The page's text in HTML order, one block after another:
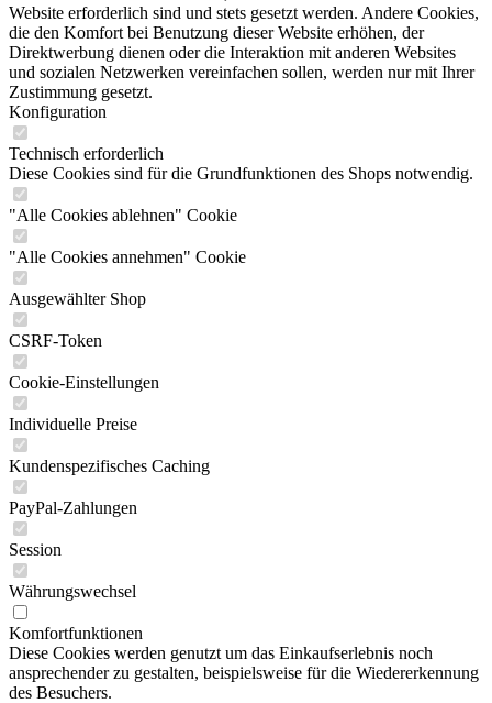
Website erforderlich sind und stets gesetzt werden. Andere Cookies,
die den Komfort bei Benutzung dieser Website erhöhen, der
Direktwerbung dienen oder die Interaktion mit anderen Websites
und sozialen Netzwerken vereinfachen sollen, werden nur mit Ihrer
Zustimmung gesetzt.
Konfiguration
Technisch erforderlich
Diese Cookies sind für die Grundfunktionen des Shops notwendig.
"Alle Cookies ablehnen" Cookie
"Alle Cookies annehmen" Cookie
Ausgewählter Shop
CSRF-Token
Cookie-Einstellungen
Individuelle Preise
Kundenspezifisches Caching
PayPal-Zahlungen
Session
Währungswechsel
Komfortfunktionen
Diese Cookies werden genutzt um das Einkaufserlebnis noch
ansprechender zu gestalten, beispielsweise für die Wiedererkennung
des Besuchers.